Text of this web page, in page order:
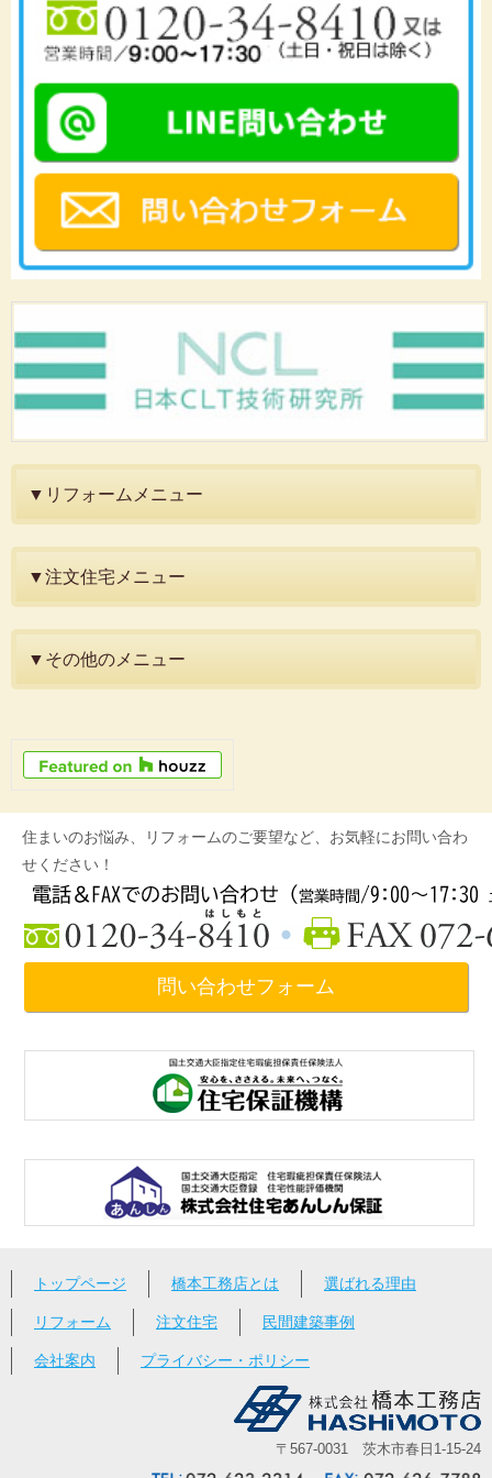
▼リフォームメニュー
▼注文住宅メニュー
▼その他のメニュー
住まいのお悩み、リフォームのご要望など、お気軽にお問い合わ
せください！
問い合わせフォーム
トップページ 橋本工務店とは 選ばれる理由
リフォーム 注文住宅 民間建築事例
会社案内 プライバシー・ポリシー
〒567-0031 茨木市春日1-15-24